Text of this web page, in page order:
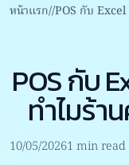
หน้าแรก POS กับ Excel
POS กับ
ทำไมร้า
10/05/20261 min read